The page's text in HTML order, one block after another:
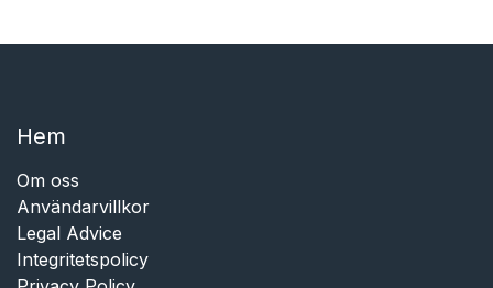
Hem​​
Om oss
Användarvillkor
Legal Advice
Integritetspolicy